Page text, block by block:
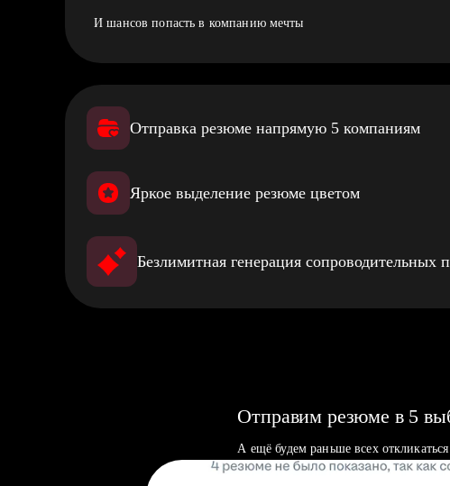
И шансов попасть в компанию мечты
Отправка резюме напрямую 5 компаниям
Яркое выделение резюме цветом
Безлимитная генерация сопроводительных
Отправим резюме в 5
А ещё будем раньше всех